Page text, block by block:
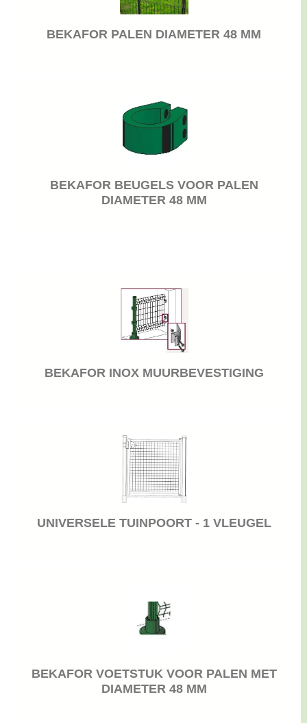
BEKAFOR PALEN DIAMETER 48 MM
BEKAFOR BEUGELS VOOR PALEN
DIAMETER 48 MM
BEKAFOR INOX MUURBEVESTIGING
UNIVERSELE TUINPOORT - 1 VLEUGEL
BEKAFOR VOETSTUK VOOR PALEN MET
DIAMETER 48 MM